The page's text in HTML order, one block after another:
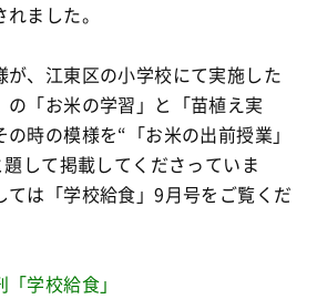
ました。
が、江東区の小学校にて実施した
の「お米の学習」と「苗植え実
時の模様を“「お米の出前授業」
して掲載してくださっていま
ては「学校給食」9月号をご覧くだ
「学校給食」